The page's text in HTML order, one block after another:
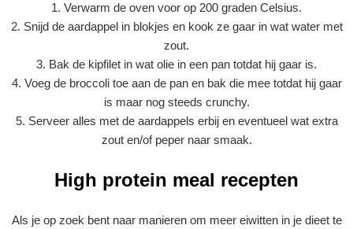
1. Verwarm de oven voor op 200 graden Celsius.
2. Snijd de aardappel in blokjes en kook ze gaar in wat water met
zout.
3. Bak de kipfilet in wat olie in een pan totdat hij gaar is.
4. Voeg de broccoli toe aan de pan en bak die mee totdat hij gaar
is maar nog steeds crunchy.
5. Serveer alles met de aardappels erbij en eventueel wat extra
zout en/of peper naar smaak.
High protein meal recepten
Als je op zoek bent naar manieren om meer eiwitten in je dieet te